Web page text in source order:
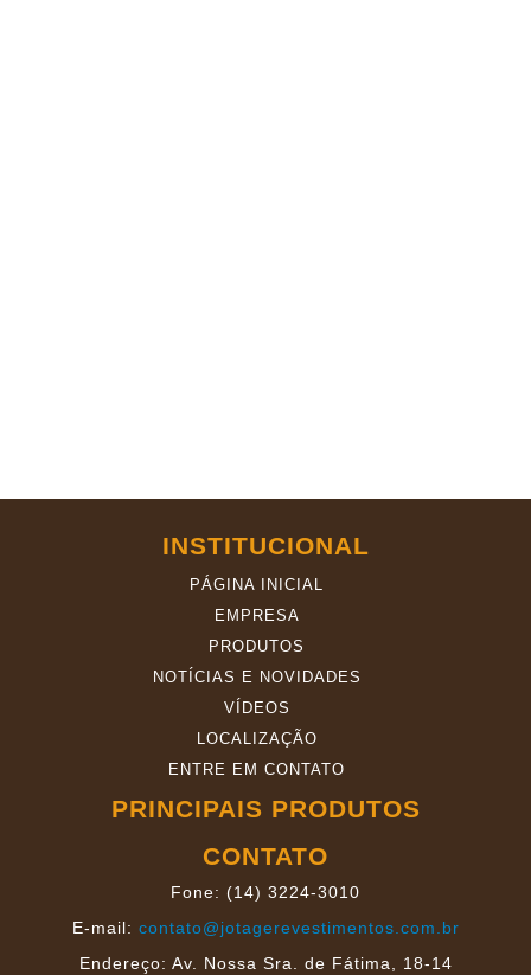
INSTITUCIONAL
PÁGINA INICIAL
EMPRESA
PRODUTOS
NOTÍCIAS E NOVIDADES
VÍDEOS
LOCALIZAÇÃO
ENTRE EM CONTATO
PRINCIPAIS PRODUTOS
CONTATO
Fone: (14) 3224-3010
E-mail: contato@jotagerevestimentos.com.br
Endereço: Av. Nossa Sra. de Fátima, 18-14